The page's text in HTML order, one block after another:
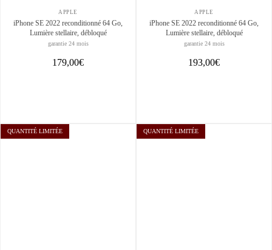
APPLE
iPhone SE 2022 reconditionné 64 Go,
Lumière stellaire, débloqué
garantie 24 mois
179,00€
APPLE
iPhone SE 2022 reconditionné 64 Go,
Lumière stellaire, débloqué
garantie 24 mois
193,00€
QUANTITÉ LIMITÉE QUANTITÉ LIMITÉE